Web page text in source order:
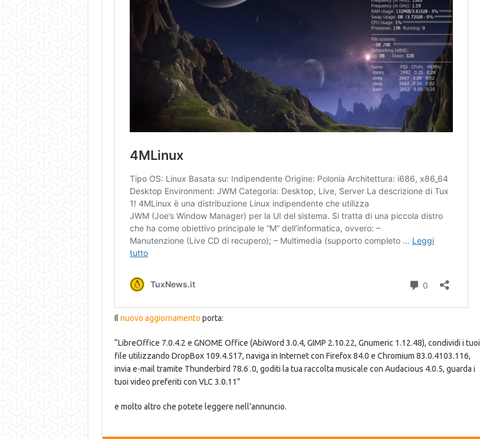
Il nuovo aggiornamento porta:
“LibreOffice 7.0.4.2 e GNOME Office (AbiWord 3.0.4, GIMP 2.10.22, Gnumeric 1.12.48), condividi i tuoi
file utilizzando DropBox 109.4.517, naviga in Internet con Firefox 84.0 e Chromium 83.0.4103.116,
invia e-mail tramite Thunderbird 78.6 .0, goditi la tua raccolta musicale con Audacious 4.0.5, guarda i
tuoi video preferiti con VLC 3.0.11”
e molto altro che potete leggere nell’annuncio.